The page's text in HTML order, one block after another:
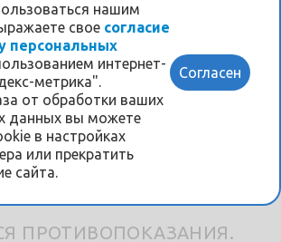
нашим
свое согласие
персональных
интернет-
метрика".
от обработки ваших
данных вы можете
в настройках
или прекратить
сайта.
Согласен
интернет-сайте носит
характер и ни при
не является публичной офертой,
Статьи 437
РФ.
любого лечения в клинике
консультация врача о
ПРОТИВОПОКАЗАНИЯ.